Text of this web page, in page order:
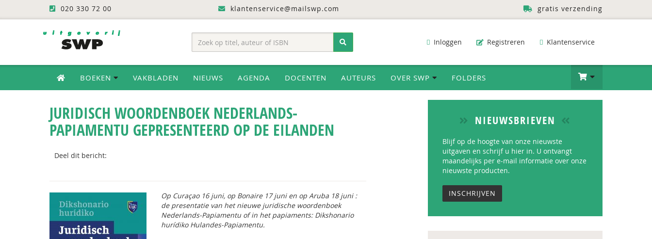
020 330 72 00 klantenservice@mailswp.com gratis verzending
Inloggen Registreren Klantenservice
BOEKEN VAKBLADEN NIEUWS AGENDA DOCENTEN AUTEURS OVER SWP FOLDERS
JURIDISCH WOORDENBOEK NEDERLANDS-
PAPIAMENTU GEPRESENTEERD OP DE EILANDEN
Deel dit bericht:
Op Curaçao 16 juni, op Bonaire 17 juni en op Aruba 18 juni :
de presentatie van het nieuwe juridische woordenboek
Nederlands-Papiamentu of in het papiaments: Dikshonario
hurídiko Hulandes-Papiamentu.
NIEUWSBRIEVEN
Blijf op de hoogte van onze nieuwste
uitgaven en schrijf u hier in. U ontvangt
maandelijks per e-mail informatie over onze
nieuwste producten.
INSCHRIJVEN